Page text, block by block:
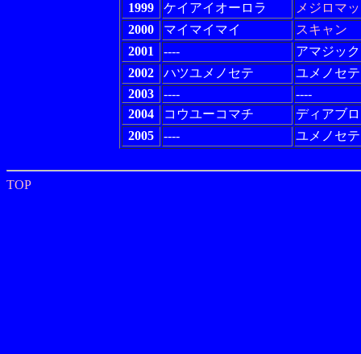
1999
ケイアイオーロラ
メジロマ
2000
マイマイマイ
スキャン
2001
----
アマジッ
2002
ハツユメノセテ
ユメノセ
2003
----
----
2004
コウユーコマチ
ディアブロ
2005
---- ユメノセ
TOP